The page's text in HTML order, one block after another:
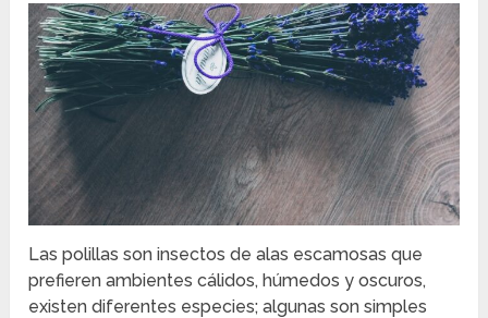
Las polillas son insectos de alas escamosas que
prefieren ambientes cálidos, húmedos y oscuros,
existen diferentes especies; algunas son simples